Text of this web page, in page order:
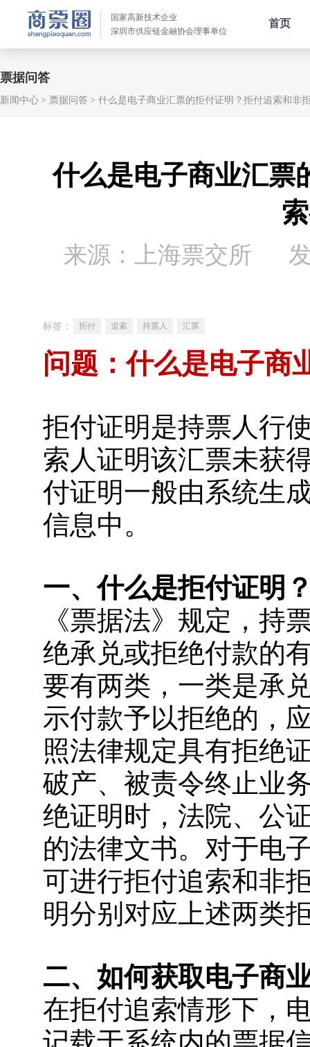
国家高新技术企业
深圳市供应链金融协会理事单位
首页
票据问答
新闻中心 票据问答 什么是电子商业汇票的拒付证明？拒付追索和非
什么是电子商业汇票
来源：上海票交所
标签： 拒付 追索 持票人 汇票
问题：什么是电子商
拒付证明是持票人行
索人证明该汇票未获
付证明一般由系统生
信息中。
一、什么是拒付证明
《票据法》规定，持
绝承兑或拒绝付款的
要有两类，一类是承
示付款予以拒绝的，
照法律规定具有拒绝
破产、被责令终止业
绝证明时，法院、公
的法律文书。对于电
可进行拒付追索和非
明分别对应上述两类
二、如何获取电子商
在拒付追索情形下，